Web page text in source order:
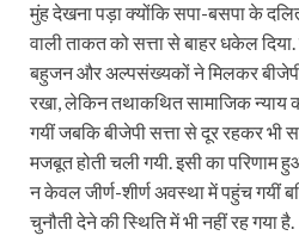
मुंह देखना पड़ा क्योंकि सपा-बसपा के
वाली ताकत को सत्ता से बाहर धकेल
बहुजन और अल्पसंख्यकों ने मिलकर बीजेपी
रखा, लेकिन तथाकथित सामाजिक न्याय
गयीं जबकि बीजेपी सत्ता से दूर रहकर भी
मजबूत होती चली गयी. इसी का परिणाम
न केवल जीर्ण-शीर्ण अवस्था में पहुंच गयीं
चुनौती देने की स्थिति में भी नहीं रह गया है.